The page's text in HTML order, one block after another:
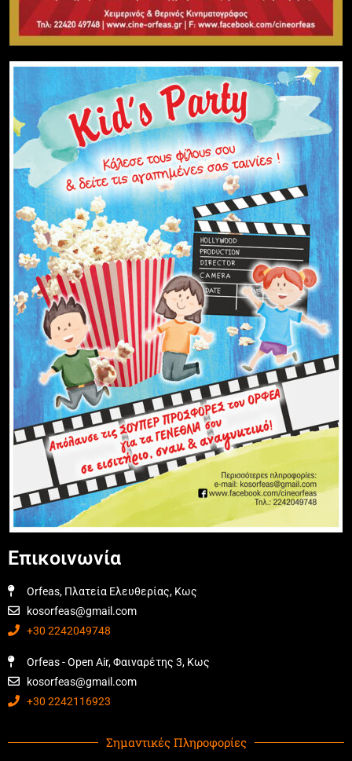
Επικοινωνία
Orfeas, Πλατεία Ελευθερίας, Κως
kosorfeas@gmail.com
+30 2242049748
Orfeas - Open Air, Φαιναρέτης 3, Κως
kosorfeas@gmail.com
+30 2242116923
Σημαντικές Πληροφορίες